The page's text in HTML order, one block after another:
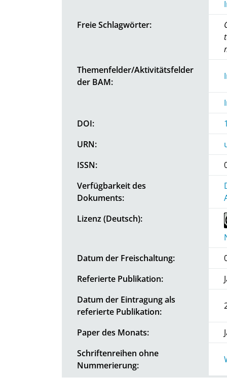
Freie Schlagwörter:
Themenfelder/Aktivitätsfelder
der BAM:
DOI:
URN:
ISSN:
Verfügbarkeit des
Dokuments:
Lizenz (Deutsch):
Datum der Freischaltung:
Referierte Publikation:
Datum der Eintragung als
referierte Publikation:
Paper des Monats:
Schriftenreihen ohne
Nummerierung: